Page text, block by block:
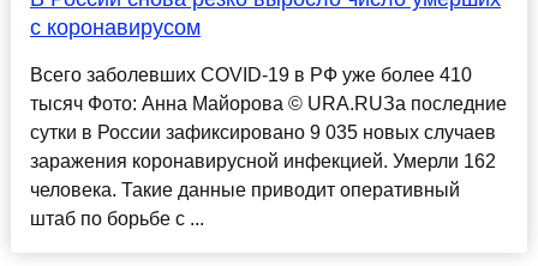
с коронавирусом
Всего заболевших COVID-19 в РФ уже более 410
тысяч Фото: Анна Майорова © URA.RUЗа последние
сутки в России зафиксировано 9 035 новых случаев
заражения коронавирусной инфекцией. Умерли 162
человека. Такие данные приводит оперативный
штаб по борьбе с ...